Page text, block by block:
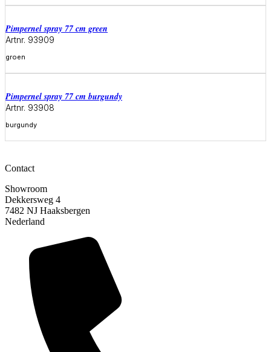
pimpernel spray 77 cm green
Artnr. 93909
groen
Meer informatie
pimpernel spray 77 cm burgundy
Artnr. 93908
burgundy
Meer informatie
Contact
Showroom
Dekkersweg 4
7482 NJ Haaksbergen
Nederland